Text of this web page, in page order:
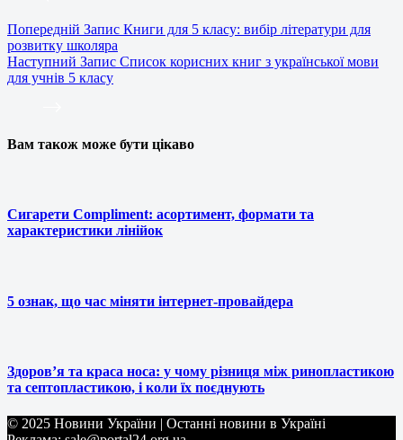
Попередній Запис Книги для 5 класу: вибір літератури для
розвитку школяра
Наступний Запис Список корисних книг з української мови
для учнів 5 класу
Вам також може бути цікаво
Сигарети Compliment: асортимент, формати та
характеристики лінійок
5 ознак, що час міняти інтернет-провайдера
Здоров’я та краса носа: у чому різниця між ринопластикою
та септопластикою, і коли їх поєднують
© 2025 Новини України | Останні новини в Україні